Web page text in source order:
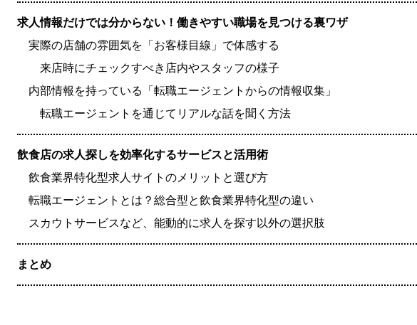
求人情報だけでは分からない！働きやすい職場を見つける裏ワザ
実際の店舗の雰囲気を「お客様目線」で体感する
来店時にチェックすべき店内やスタッフの様子
内部情報を持っている「転職エージェントからの情報収集」
転職エージェントを通じてリアルな話を聞く方法
飲食店の求人探しを効率化するサービスと活用術
飲食業界特化型求人サイトのメリットと選び方
転職エージェントとは？総合型と飲食業界特化型の違い
スカウトサービスなど、能動的に求人を探す以外の選択肢
まとめ